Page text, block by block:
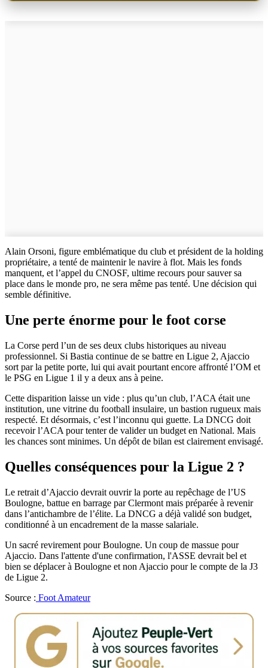
Alain Orsoni, figure emblématique du club et président de la holding
propriétaire, a tenté de maintenir le navire à flot. Mais les fonds
manquent, et l’appel du CNOSF, ultime recours pour sauver sa
place dans le monde pro, ne sera même pas tenté. Une décision qui
semble définitive.
Une perte énorme pour le foot corse
La Corse perd l’un de ses deux clubs historiques au niveau
professionnel. Si Bastia continue de se battre en Ligue 2, Ajaccio
sort par la petite porte, lui qui avait pourtant encore affronté l’OM et
le PSG en Ligue 1 il y a deux ans à peine.
Cette disparition laisse un vide : plus qu’un club, l’ACA était une
institution, une vitrine du football insulaire, un bastion rugueux mais
respecté. Et désormais, c’est l’inconnu qui guette. La DNCG doit
recevoir l’ACA pour tenter de valider un budget en National. Mais
les chances sont minimes. Un dépôt de bilan est clairement envisagé.
Quelles conséquences pour la Ligue 2 ?
Le retrait d’Ajaccio devrait ouvrir la porte au repêchage de l’US
Boulogne, battue en barrage par Clermont mais préparée à revenir
dans l’antichambre de l’élite. La DNCG a déjà validé son budget,
conditionné à un encadrement de la masse salariale.
Un sacré revirement pour Boulogne. Un coup de massue pour
Ajaccio. Dans l'attente d'une confirmation, l'ASSE devrait bel et
bien se déplacer à Boulogne et non Ajaccio pour le compte de la J3
de Ligue 2.
Source : Foot Amateur